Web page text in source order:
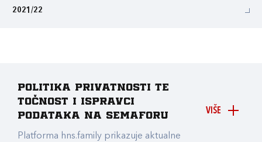
2021/22
VIŠE
Politika privatnosti te
točnost i ispravci
podataka na Semaforu
Platforma hns.family prikazuje aktualne